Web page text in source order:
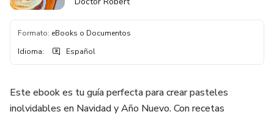
Formato: eBooks o Documentos
Idioma: Español
Este ebook es tu guía perfecta para crear pasteles
inolvidables en Navidad y Año Nuevo. Con recetas